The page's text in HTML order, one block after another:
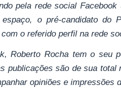
pela rede social
o pré-candidato do
o referido perfil na rede
Roberto Rocha tem o seu
publicações são de sua total
opiniões e impressões